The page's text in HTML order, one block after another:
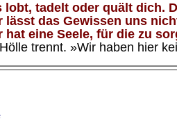
tadelt oder quält
lässt das Gewissen uns
eine Seele, für die zu
trennt. »Wir haben hier